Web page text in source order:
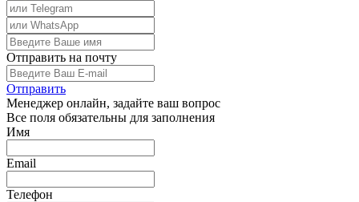
Отправить на почту
Отправить
Менеджер онлайн, задайте ваш вопрос
Все поля обязательны для заполнения
Имя
Email
Телефон